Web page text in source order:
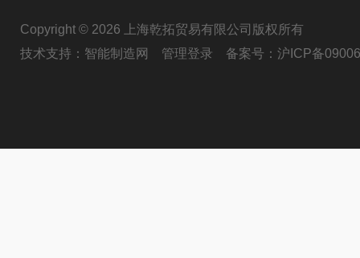
Copyright © 2026 上海乾拓贸易有限公司版权所有
技术支持： 智能制造网 管理登录 备案号： 沪ICP备